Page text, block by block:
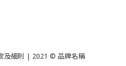
及細則 | 2021 © 品牌名稱